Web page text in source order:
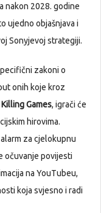
nakon 2028. godine
ujedno objašnjava i
Sonyjevoj strategiji.
zakoni o
onih koje kroz
Games, igrači će
hirovima.
za cjelokupnu
očuvanje povijesti
na YouTubeu,
koja svjesno i radi